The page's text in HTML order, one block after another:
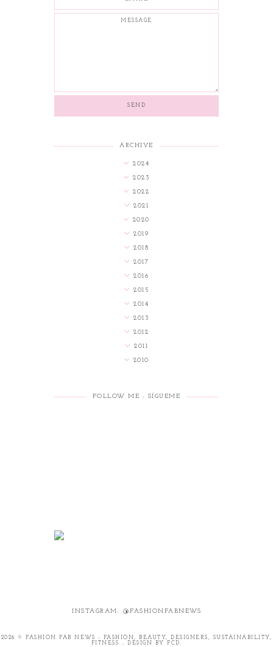
ARCHIVE
2024
2023
2022
2021
2020
2019
2018
2017
2016
2015
2014
2013
2012
2011
2010
FOLLOW ME - SÍGUEME
INSTAGRAM: @FASHIONFABNEWS
2026 ©FASHION FAB NEWS - FASHION, BEAUTY, DESIGNERS, SUSTAINABILITY,
FITNESS ..DESIGN BY FCD .